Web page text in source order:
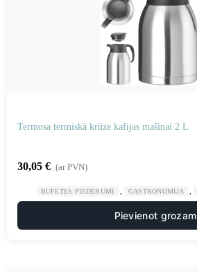
Termosa termiskā krūze kafijas mašīnai 2 L
30,05 € (ar PVN)
BUFETES PIEDERUMI GASTRONOMIJA
Pievienot grozam